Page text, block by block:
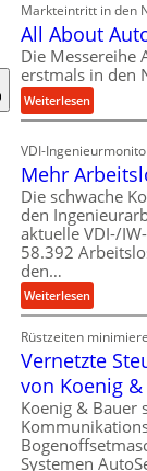
o
r
s
c
h
u
g
s
p
r
o
j
e
k
t
b
r
i
n
g
t
Markteintritt in den
All About
Die Messereihe
erstmals in den
Weiterlesen:
A
A
b
o
u
A
u
m
a
i
o
VDI-
Mehr
Die schwache
den
aktuelle VDI-/
58.392
den…
Weiterlesen:
M
e
h
A
r
b
e
Rüstzeiten
Vernetzte
von Koenig
Koenig & Bauer
Systemen